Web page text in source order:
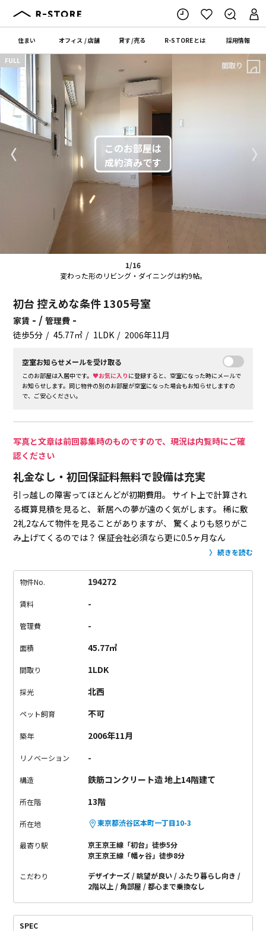
住まい オフィス /店舗 貸す/売る R-STOREとは 採用情報
1/16
変わった形のリビング・ダイニングは約9帖。
〈 〉
FULL 間取り
初台 控えめな条件 1305号室
家賃 - /管理費 -
徒歩5分 45.77㎡ 1LDK 2006年11月
空室お知らせメールを受け取る
このお部屋は入居中です。♥お気に入り に登録すると、空室になった時にメールで
お知らせします。同じ物件の別のお部屋が空室になった場合もお知らせしますの
で、ご安心ください。
写真と文章は前回募集時のものですので、現況は内覧時にご確
認ください
礼金なし・初回保証料無料で設備は充実
引っ越しの障害ってほとんどが初期費用。
サイト上で計算され
る概算見積を見ると、 新居への夢が遠のく気がします。
稀に敷
2礼2なんて物件を見ることがありますが、 驚くよりも怒りがこ
み上げてくるのでは？ 保証会社必須なら更に0.5ヶ月なん
この物件であれば礼金0の初回保証料も借主負担。敷
ています。
部屋はシンプルな内装ですが設備はかなり充実。
件はありがたい。
お部屋の価値って結局は金額。
た物件こそが一番なのではないでしょうか？
続きを読む
物件No. 194272
賃料 -
管理費 -
面積 45.77㎡
間取り 1LDK
採光 北西
ペット飼育 不可
築年 2006年11月
リノベーション -
構造 鉄筋コンクリート造 地上14階建て
所在階 13階
所在地 東京都渋谷区本町一丁目10-3
最寄り駅
京王京王線「初台」徒歩5分
京王京王線「幡ヶ谷」徒歩8分
こだわり デザイナーズ 眺望が良い
ふたり暮らし向き
2階以上
角部屋 都心まで乗換なし
SPEC